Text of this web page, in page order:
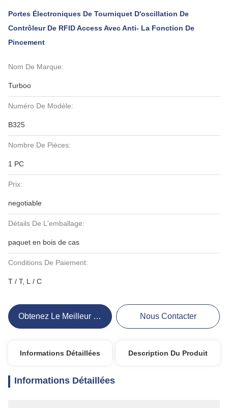
Portes Électroniques De Tourniquet D'oscillation De
Contrôleur De RFID Access Avec Anti- La Fonction De
Pincement
Nom De Marque:
Turboo
Numéro De Modèle:
B325
Nombre De Pièces:
1 PC
Prix:
negotiable
Détails De L'emballage:
paquet en bois de cas
Conditions De Paiement:
T / T, L / C
Obtenez Le Meilleur Prix Nous Contacter
Informations Détaillées Description Du Produit
Informations Détaillées